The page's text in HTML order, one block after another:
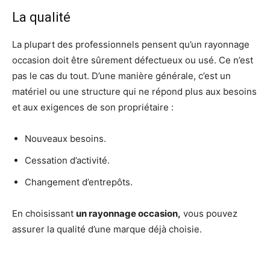
La qualité
La plupart des professionnels pensent qu’un rayonnage
occasion doit être sûrement défectueux ou usé. Ce n’est
pas le cas du tout. D’une manière générale, c’est un
matériel ou une structure qui ne répond plus aux besoins
et aux exigences de son propriétaire :
Nouveaux besoins.
Cessation d’activité.
Changement d’entrepôts.
En choisissant un rayonnage occasion, vous pouvez
assurer la qualité d’une marque déjà choisie.